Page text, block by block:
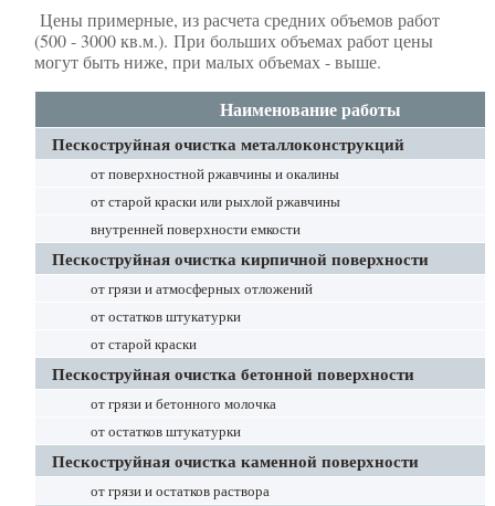
Цены примерные, из расчета средних объемов работ
(500 - 3000 кв.м.). При больших объемах работ цены
могут быть ниже, при малых объемах - выше.
Наименование работы
Пескоструйная очистка металлоконструкций
от поверхностной ржавчины и окалины
от старой краски или рыхлой ржавчины
внутренней поверхности емкости
Пескоструйная очистка кирпичной поверхности
от грязи и атмосферных отложений
от остатков штукатурки
от старой краски
Пескоструйная очистка бетонной поверхности
от грязи и бетонного молочка
от остатков штукатурки
Пескоструйная очистка каменной поверхности
от грязи и остатков раствора